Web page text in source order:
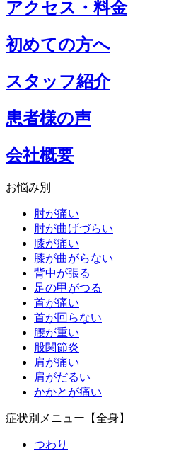
アクセス・料金
初めての方へ
スタッフ紹介
患者様の声
会社概要
お悩み別
肘が痛い
肘が曲げづらい
膝が痛い
膝が曲がらない
背中が張る
足の甲がつる
首が痛い
首が回らない
腰が重い
股関節炎
肩が痛い
肩がだるい
かかとが痛い
症状別メニュー【全身】
つわり